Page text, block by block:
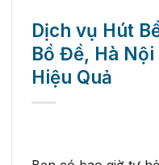
Dịch vụ Hút
Bồ Đề, Hà Nội
Hiệu Quả